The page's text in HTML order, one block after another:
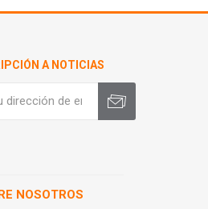
A NOTICIAS
NOSOTROS